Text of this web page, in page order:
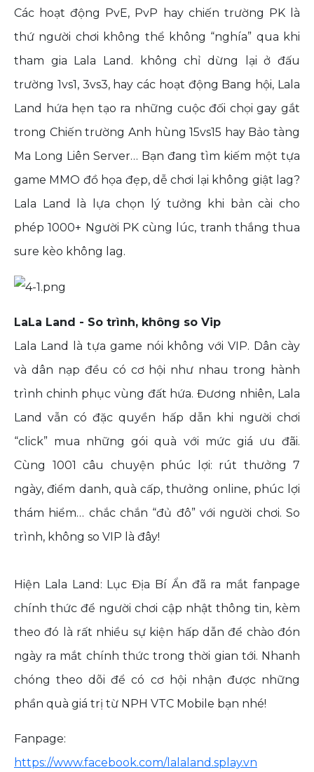
Các hoạt động PvE, PvP hay chiến trường PK là
thứ người chơi không thể không “nghía” qua khi
tham gia Lala Land. không chỉ dừng lại ở đấu
trường 1vs1, 3vs3, hay các hoạt động Bang hội, Lala
Land hứa hẹn tạo ra những cuộc đối chọi gay gắt
trong Chiến trường Anh hùng 15vs15 hay Bảo tàng
Ma Long Liên Server… Bạn đang tìm kiếm một tựa
game MMO đồ họa đẹp, dễ chơi lại không giật lag?
Lala Land là lựa chọn lý tưởng khi bản cài cho
phép 1000+ Người PK cùng lúc, tranh thắng thua
sure kèo không lag.
LaLa Land - So trình, không so Vip
Lala Land là tựa game nói không với VIP. Dân cày
và dân nạp đều có cơ hội như nhau trong hành
trình chinh phục vùng đất hứa. Đương nhiên, Lala
Land vẫn có đặc quyền hấp dẫn khi người chơi
“click” mua những gói quà với mức giá ưu đãi.
Cùng 1001 câu chuyện phúc lợi: rút thưởng 7
ngày, điểm danh, quà cấp, thưởng online, phúc lợi
thám hiểm… chắc chắn “đủ đô” với người chơi. So
trình, không so VIP là đây!
Hiện Lala Land: Lục Địa Bí Ẩn đã ra mắt fanpage
chính thức để người chơi cập nhật thông tin, kèm
theo đó là rất nhiều sự kiện hấp dẫn để chào đón
ngày ra mắt chính thức trong thời gian tới. Nhanh
chóng theo dõi để có cơ hội nhận được những
phần quà giá trị từ NPH VTC Mobile bạn nhé!
Fanpage:
https://www.facebook.com/lalaland.splay.vn